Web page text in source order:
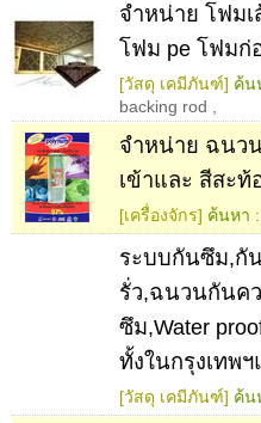
จำหน่าย โฟม
โฟม pe โฟมก่
[วัสดุ เคมีภันฑ์] ค้น
backing rod
จำหน่าย ฉนว
เข้าและ สีสะ
[เครื่องจักร] ค้นหา :
ระบบกันซึม,กั
รั่ว,ฉนวนกันค
ซึม,Water
ทั้งในกรุงเทพ
[วัสดุ เคมีภันฑ์] ค้น